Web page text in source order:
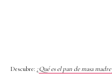
Descubre: ¿Qué es el pan de masa